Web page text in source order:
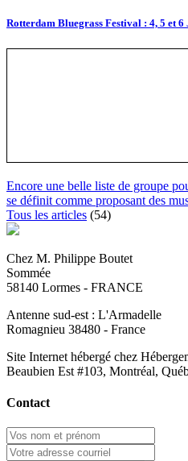
Rotterdam Bluegrass Festival : 4, 5 et
Encore une belle liste de groupe
se définit comme proposant des
Tous les articles (54)
Chez M. Philippe Boutet
Sommée
58140 Lormes - FRANCE
Antenne sud-est : L'Armadelle
Romagnieu 38480 - France
Site Internet hébergé chez
Beaubien Est #103, Montréal,
Contact